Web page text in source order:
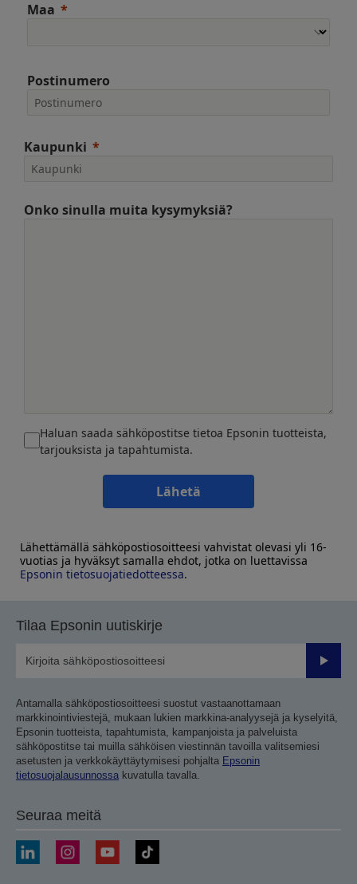
Maa
Postinumero
Kaupunki
Onko sinulla muita kysymyksiä?
Haluan saada sähköpostitse tietoa Epsonin tuotteista,
tarjouksista ja tapahtumista.
Lähetä
Lähettämällä sähköpostiosoitteesi vahvistat olevasi yli 16-
vuotias ja hyväksyt samalla ehdot, jotka on luettavissa
Epsonin tietosuojatiedotteessa.
Tilaa Epsonin uutiskirje
Lähetä
Antamalla sähköpostiosoitteesi suostut vastaanottamaan
markkinointiviestejä, mukaan lukien markkina-analyysejä ja kyselyitä,
Epsonin tuotteista, tapahtumista, kampanjoista ja palveluista
sähköpostitse tai muilla sähköisen viestinnän tavoilla valitsemiesi
asetusten ja verkkokäyttäytymisesi pohjalta Epsonin
tietosuojalausunnossa kuvatulla tavalla.
Seuraa meitä